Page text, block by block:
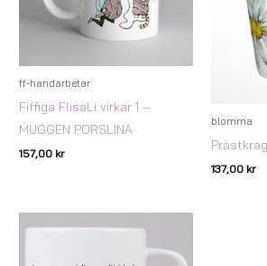
ff-handarbetar
Fiffiga FlisaLi virkar 1 –
MUGGEN PORSLINA
157,00 kr
blomma
137,00 kr